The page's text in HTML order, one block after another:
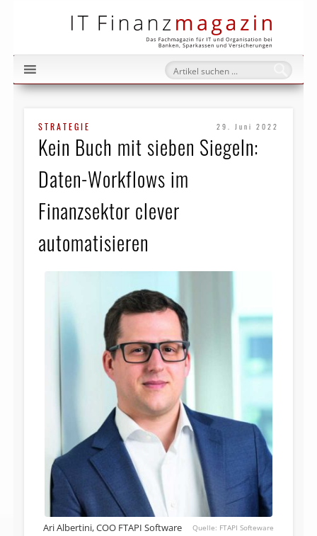
STRATEGIE 29. Juni 2022
Kein Buch mit sieben Siegeln:
Daten-Workflows im
Finanzsektor clever
automatisieren
Ari Albertini, COO FTAPI Software FTAPI Softeware